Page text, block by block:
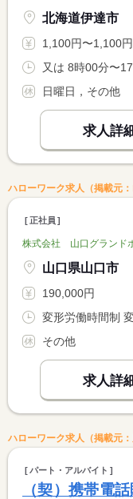
北海道伊達市
1,100円〜1,100円 ※フルタイム求
日曜日，その他
求人詳
ハローワーク求人（掲載元：
正社員
株式会社 山口グランド
山口県山口市
190,000円
その他
求人詳
ハローワーク求人（掲載元
パート・アルバイト
（契）携帯電